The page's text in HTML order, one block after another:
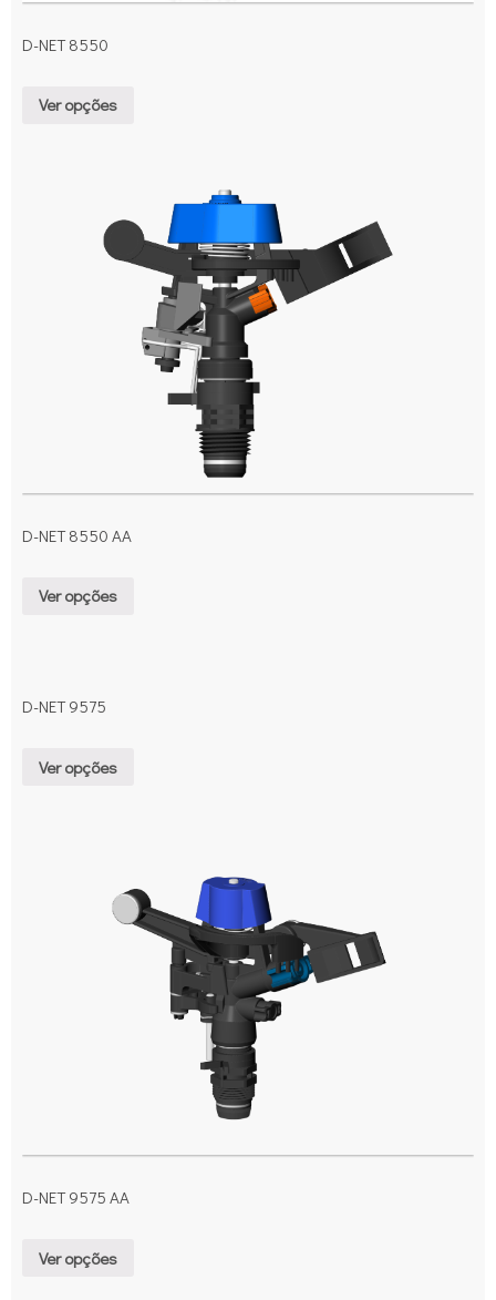
D-NET 8550
Ver opções
D-NET 8550 AA
Ver opções
D-NET 9575
Ver opções
D-NET 9575 AA
Ver opções